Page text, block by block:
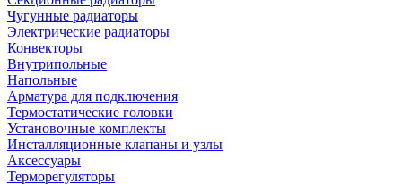
Чугунные радиаторы
Электрические радиаторы
Конвекторы
Внутрипольные
Напольные
Арматура для подключения
Термостатические головки
Установочные комплекты
Инсталляционные клапаны и узлы
Аксессуары
Терморегуляторы